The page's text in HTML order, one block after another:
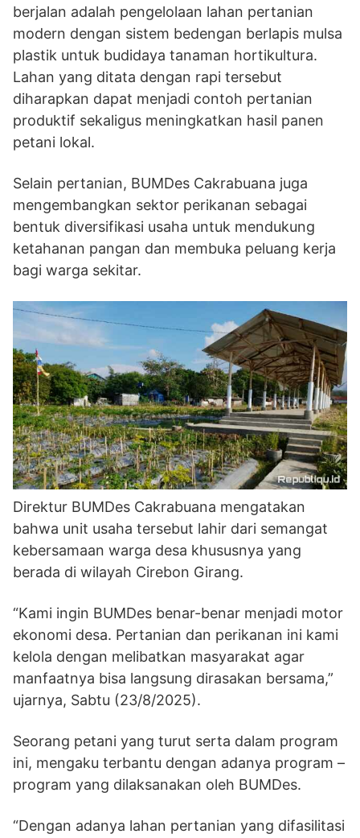
berjalan adalah pengelolaan lahan pertanian
modern dengan sistem bedengan berlapis mulsa
plastik untuk budidaya tanaman hortikultura.
Lahan yang ditata dengan rapi tersebut
diharapkan dapat menjadi contoh pertanian
produktif sekaligus meningkatkan hasil panen
petani lokal.
Selain pertanian, BUMDes Cakrabuana juga
mengembangkan sektor perikanan sebagai
bentuk diversifikasi usaha untuk mendukung
ketahanan pangan dan membuka peluang kerja
bagi warga sekitar.
Direktur BUMDes Cakrabuana mengatakan
bahwa unit usaha tersebut lahir dari semangat
kebersamaan warga desa khususnya yang
berada di wilayah Cirebon Girang.
“Kami ingin BUMDes benar-benar menjadi motor
ekonomi desa. Pertanian dan perikanan ini kami
kelola dengan melibatkan masyarakat agar
manfaatnya bisa langsung dirasakan bersama,”
ujarnya, Sabtu (23/8/2025).
Seorang petani yang turut serta dalam program
ini, mengaku terbantu dengan adanya program –
program yang dilaksanakan oleh BUMDes.
“Dengan adanya lahan pertanian yang difasilitasi